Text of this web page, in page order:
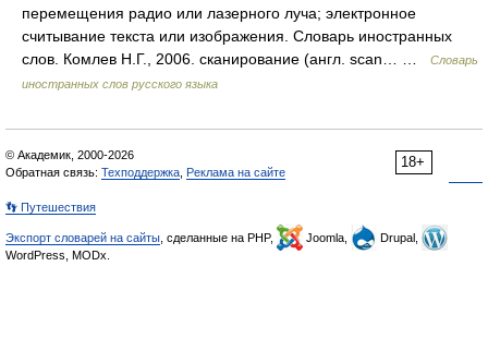
перемещения радио или лазерного луча; электронное
считывание текста или изображения. Словарь иностранных
слов. Комлев Н.Г., 2006. сканирование (англ. scan… …
Словарь
иностранных слов русского языка
18+
© Академик, 2000-2026
Обратная связь: Техподдержка Реклама на сайте
👣 Путешествия
Экспорт словарей на сайты , сделанные на PHP, Joomla,
Drupal,
WordPress, MODx.